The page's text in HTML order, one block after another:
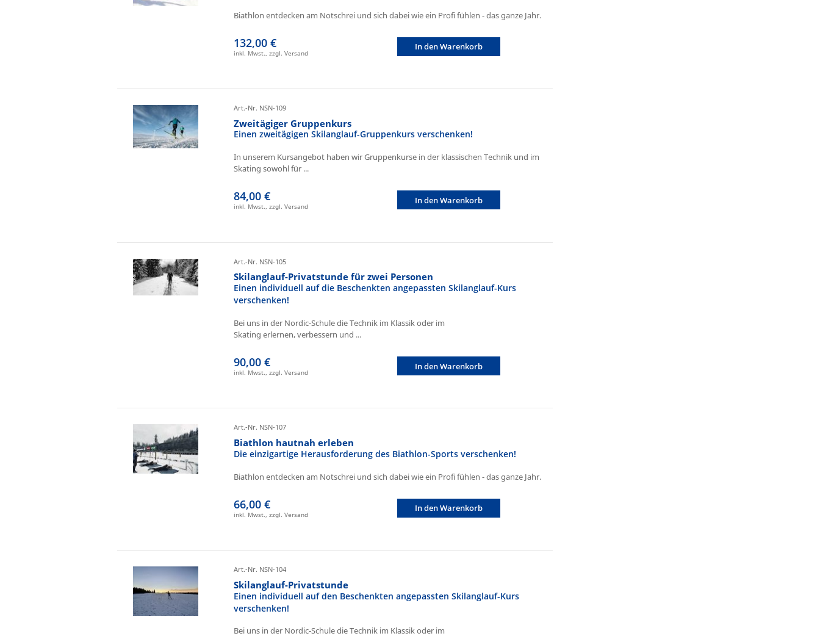
Biathlon entdecken am Notschrei und sich dabei wie ein Profi fühlen - das ganze Jahr.
132,00 €
inkl. Mwst., zzgl. Versand
In den Warenkorb
Art.-Nr. NSN-109
Zweitägiger Gruppenkurs
Einen zweitägigen Skilanglauf-Gruppenkurs verschenken!
In unserem Kursangebot haben wir Gruppenkurse in der klassischen Technik und im
Skating sowohl für ...
84,00 €
inkl. Mwst., zzgl. Versand
In den Warenkorb
Art.-Nr. NSN-105
Skilanglauf-Privatstunde für zwei Personen
Einen individuell auf die Beschenkten angepassten Skilanglauf-Kurs
verschenken!
Bei uns in der Nordic-Schule die Technik im Klassik oder im
Skating erlernen, verbessern und ...
90,00 €
inkl. Mwst., zzgl. Versand
In den Warenkorb
Art.-Nr. NSN-107
Biathlon hautnah erleben
Die einzigartige Herausforderung des Biathlon-Sports verschenken!
Biathlon entdecken am Notschrei und sich dabei wie ein Profi fühlen - das ganze Jahr.
66,00 €
inkl. Mwst., zzgl. Versand
In den Warenkorb
Art.-Nr. NSN-104
Skilanglauf-Privatstunde
Einen individuell auf den Beschenkten angepassten Skilanglauf-Kurs
verschenken!
Bei uns in der Nordic-Schule die Technik im Klassik oder im